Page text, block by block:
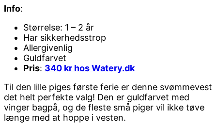
Info:
Størrelse: 1 – 2 år
Har sikkerhedsstrop
Allergivenlig
Guldfarvet
Pris: 340 kr hos Watery.dk
Til den lille piges første ferie er denne svømmevest
det helt perfekte valg! Den er guldfarvet med
vinger bagpå, og de fleste små piger vil ikke tøve
længe med at hoppe i vesten.